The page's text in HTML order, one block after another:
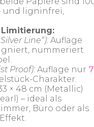
und ligninfrei,
Line“): Auflage
nummeriert
Proof): Auflage nur 7
Charakter.
× 48 cm (Metallic)
– ideal als
Büro oder als